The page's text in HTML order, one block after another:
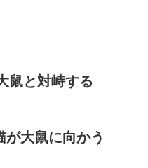
鼠と対峙する
大鼠に向かう